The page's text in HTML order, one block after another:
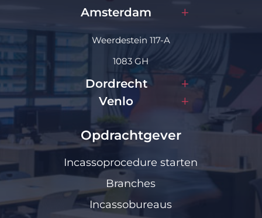
Amsterdam
Weerdestein 117-A
1083 GH
Dordrecht
Venlo
Opdrachtgever
Incassoprocedure starten
Branches
Incassobureaus